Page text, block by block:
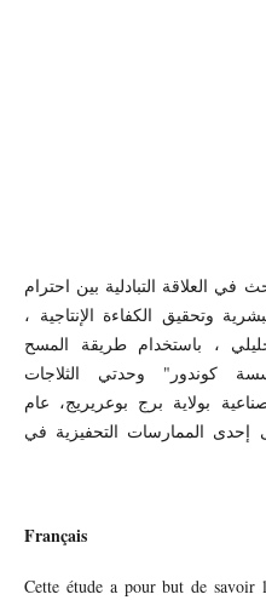
في العلاقة التبادلية بين احترام
وتحقيق الكفاءة الإنتاجية ،
، باستخدام طريقة المسح
عاملا بمؤسسة كوندور" وحدتي الثلاجات
بولاية برج بوعريريج، عام
على إحدى الممارسات التحفيزية في
Français
Cette étude a pour but de savoir